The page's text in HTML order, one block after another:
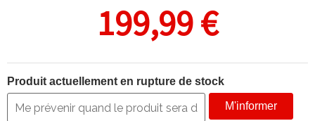
199,99 €
Produit actuellement en rupture de stock
M'informer